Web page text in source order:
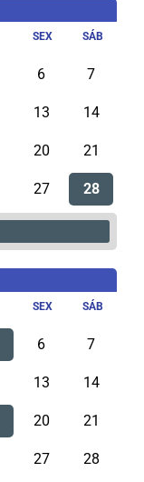
SEX SÁB
6 7
13 14
20 21
27 28
SEX SÁB
6 7
13 14
20 21
27 28